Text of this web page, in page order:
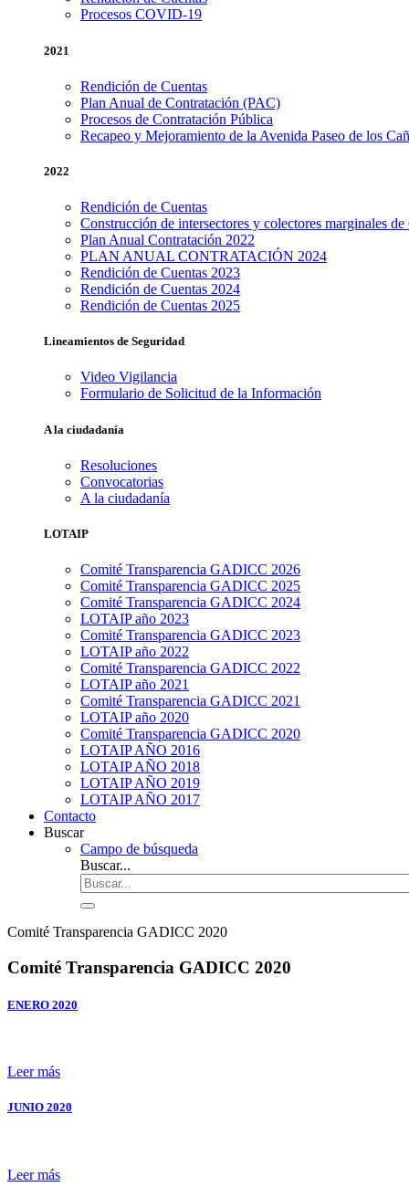
Procesos COVID-19
2021
Rendición de Cuentas
Plan Anual de Contratación (PAC)
Procesos de Contratación Pública
Recapeo y Mejoramiento de la Avenida Paseo de los
2022
Rendición de Cuentas
Construcción de intersectores y colectores marginales de
Plan Anual Contratación 2022
PLAN ANUAL CONTRATACIÓN 2024
Rendición de Cuentas 2023
Rendición de Cuentas 2024
Rendición de Cuentas 2025
Lineamientos de Seguridad
Video Vigilancia
Formulario de Solicitud de la Información
A la ciudadanía
Resoluciones
Convocatorias
A la ciudadanía
LOTAIP
Comité Transparencia GADICC 2026
Comité Transparencia GADICC 2025
Comité Transparencia GADICC 2024
LOTAIP año 2023
Comité Transparencia GADICC 2023
LOTAIP año 2022
Comité Transparencia GADICC 2022
LOTAIP año 2021
Comité Transparencia GADICC 2021
LOTAIP año 2020
Comité Transparencia GADICC 2020
LOTAIP AÑO 2016
LOTAIP AÑO 2018
LOTAIP AÑO 2019
LOTAIP AÑO 2017
Contacto
Buscar
Campo de búsqueda
Buscar...
Comité Transparencia GADICC 2020
Comité Transparencia GADICC 2020
ENERO 2020
Leer más
JUNIO 2020
Leer más